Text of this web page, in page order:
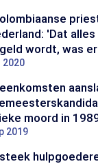
'Dat
wordt, was
2020
moord in
2019